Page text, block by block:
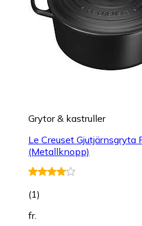
Grytor & kastruller
Le Creuset Gjutjärnsgryta
(Metallknopp)
(1)
fr.